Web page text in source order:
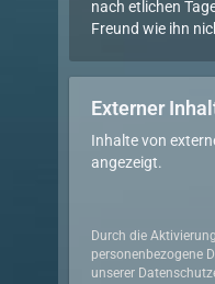
nach etlichen
Freund wie ihn
Externer
Inhalte von
angezeigt.
Durch die
personenbezogene
unserer